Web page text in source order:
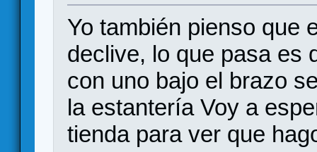
Yo también pienso que
declive, lo que pasa es
con uno bajo el brazo
la estantería Voy a
tienda para ver que